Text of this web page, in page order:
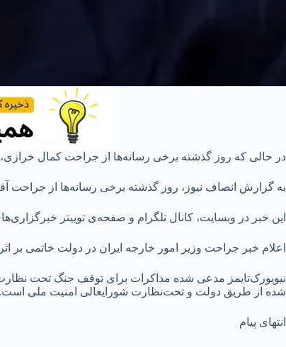
در حالی که روز گذشته برخی رسانه‌ها از جراحت کمال خرازی،
به گزارش انصاف نیوز، روز گذشته برخی رسانه‌ها از جراحت
این خبر در وبسایت، کانال تلگرام و صفحه‌ی توییتر
اعلام خبر جراحت وزیر امور خارجه ایران در دولت خاتمی بر
نیویورک‌تایمز مدعی شده مذاکرات برای توقف جنگ تحت
شده از طریق دولت و تحت‌نظارت شورایعالی امنیت ملی است.
انتهای پیام